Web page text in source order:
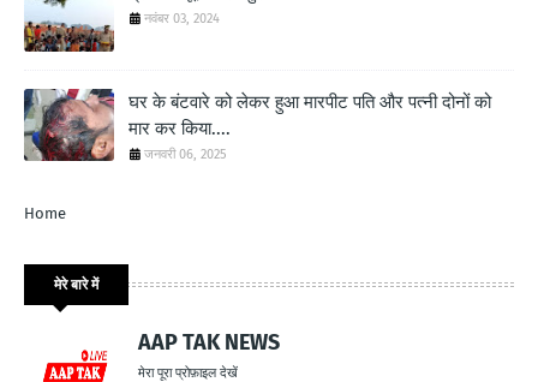
नवंबर 03, 2024
घर के बंटवारे को लेकर हुआ मारपीट पति और पत्नी दोनों को
मार कर किया....
जनवरी 06, 2025
Home
मेरे बारे में
AAP TAK NEWS
मेरा पूरा प्रोफ़ाइल देखें